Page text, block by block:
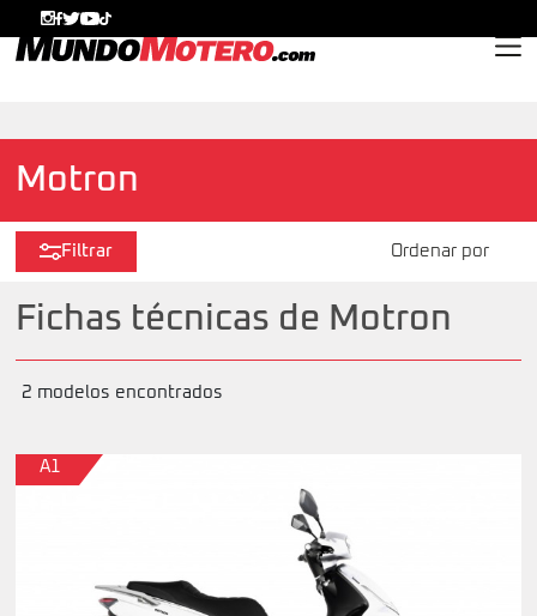
Motron
Filtrar
Fichas técnicas de Motron
2 modelos encontrados
A1